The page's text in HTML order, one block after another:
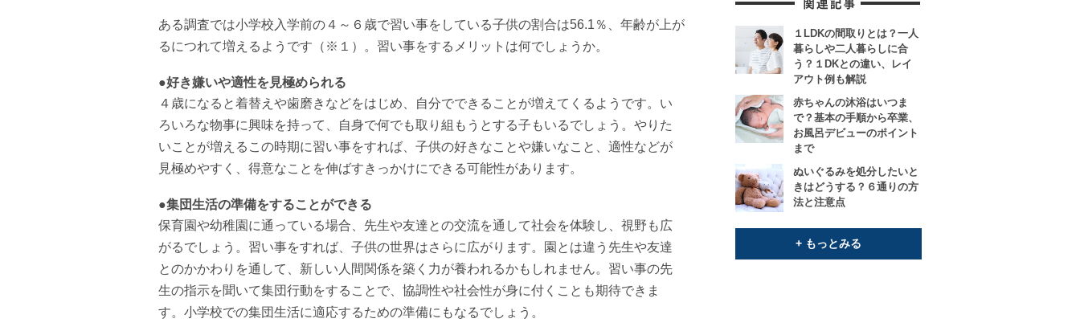
ある調査では小学校入学前の４～６歳で習い事をしている子供の割合は56.1％、年齢が上が
るにつれて増えるようです（※１）。習い事をするメリットは何でしょうか。
●好き嫌いや適性を見極められる
４歳になると着替えや歯磨きなどをはじめ、自分でできることが増えてくるようです。い
ろいろな物事に興味を持って、自身で何でも取り組もうとする子もいるでしょう。やりた
いことが増えるこの時期に習い事をすれば、子供の好きなことや嫌いなこと、適性などが
見極めやすく、得意なことを伸ばすきっかけにできる可能性があります。
●集団生活の準備をすることができる
保育園や幼稚園に通っている場合、先生や友達との交流を通して社会を体験し、視野も広
がるでしょう。習い事をすれば、子供の世界はさらに広がります。園とは違う先生や友達
とのかかわりを通して、新しい人間関係を築く力が養われるかもしれません。習い事の先
生の指示を聞いて集団行動をすることで、協調性や社会性が身に付くことも期待できま
す。小学校での集団生活に適応するための準備にもなるでしょう。
１LDKの間取りとは？一人
暮らしや二人暮らしに合
う？１DKとの違い、レイ
アウト例も解説
赤ちゃんの沐浴はいつま
で？基本の手順から卒業、
お風呂デビューのポイント
まで
ぬいぐるみを処分したいと
きはどうする？６通りの方
法と注意点
+ もっとみる